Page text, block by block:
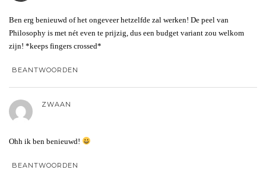
Ben erg benieuwd of het ongeveer hetzelfde zal werken! De peel van
Philosophy is met nét even te prijzig, dus een budget variant zou welkom
zijn! *keeps fingers crossed*
BEANTWOORDEN
ZWAAN
Ohh ik ben benieuwd!
BEANTWOORDEN